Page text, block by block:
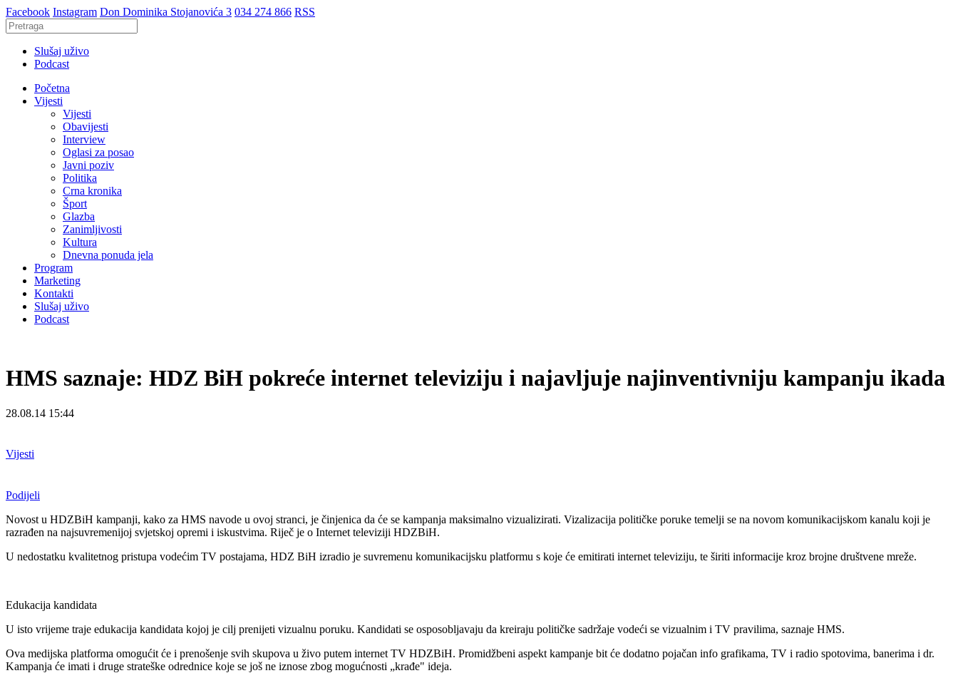
Facebook Instagram Don Dominika Stojanovića 3 034 274 866 RSS
Slušaj uživo
Podcast
Početna
Vijesti
Vijesti
Obavijesti
Interview
Oglasi za posao
Javni poziv
Politika
Crna kronika
Šport
Glazba
Zanimljivosti
Kultura
Dnevna ponuda jela
Program
Marketing
Kontakti
Slušaj uživo
Podcast
HMS saznaje: HDZ BiH pokreće internet televiziju i najavljuje najinventivniju kampanju ikada
28.08.14 15:44
Vijesti
Podijeli
Novost u HDZBiH kampanji, kako za HMS navode u ovoj stranci, je činjenica da će se kampanja maksimalno vizualizirati. Vizalizacija političke poruke temelji se na novom komunikacijskom kanalu koji je
razrađen na najsuvremenijoj svjetskoj opremi i iskustvima. Riječ je o Internet televiziji HDZBiH.
U nedostatku kvalitetnog pristupa vodećim TV postajama, HDZ BiH izradio je suvremenu komunikacijsku platformu s koje će emitirati internet televiziju, te širiti informacije kroz brojne društvene mreže.
Edukacija kandidata
U isto vrijeme traje edukacija kandidata kojoj je cilj prenijeti vizualnu poruku. Kandidati se osposobljavaju da kreiraju političke sadržaje vodeći se vizualnim i TV pravilima, saznaje HMS.
Ova medijska platforma omogućit će i prenošenje svih skupova u živo putem internet TV HDZBiH. Promidžbeni aspekt kampanje bit će dodatno pojačan info grafikama, TV i radio spotovima, banerima i dr.
Kampanja će imati i druge strateške odrednice koje se još ne iznose zbog mogućnosti „krađe" ideja.